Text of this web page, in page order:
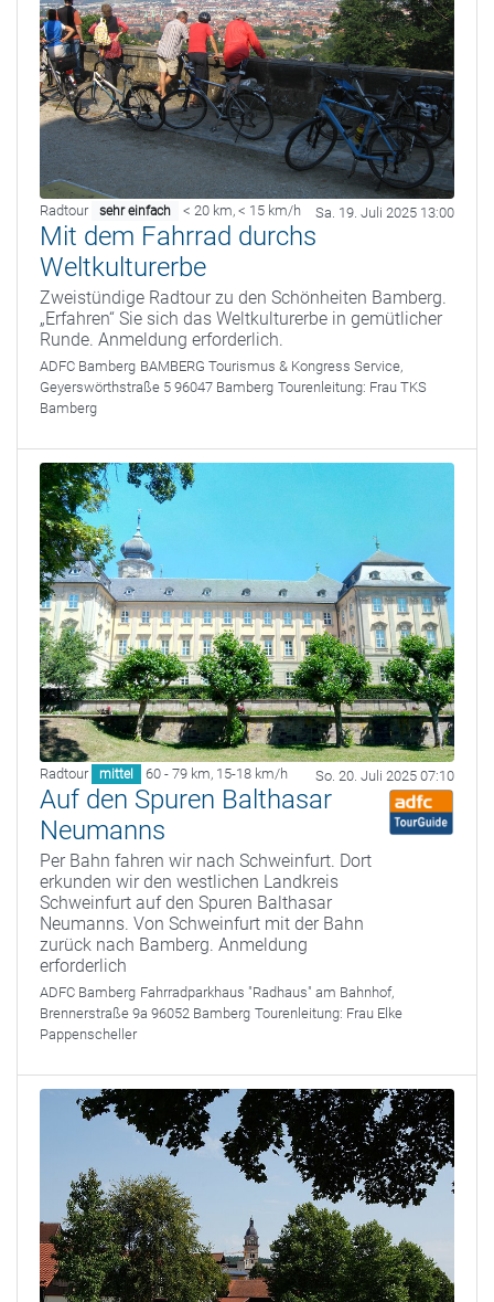
Radtour sehr einfach < 20 km, < 15 km/h Sa. 19. Juli 2025 13:00
Mit dem Fahrrad durchs
Weltkulturerbe
Zweistündige Radtour zu den Schönheiten Bamberg.
„Erfahren“ Sie sich das Weltkulturerbe in gemütlicher
Runde. Anmeldung erforderlich.
ADFC Bamberg BAMBERG Tourismus & Kongress Service,
Geyerswörthstraße 5 96047 Bamberg Tourenleitung: Frau TKS
Bamberg
Radtour mittel 60 - 79 km, 15-18 km/h So. 20. Juli 2025 07:10
Auf den Spuren Balthasar
Neumanns
Per Bahn fahren wir nach Schweinfurt. Dort
erkunden wir den westlichen Landkreis
Schweinfurt auf den Spuren Balthasar
Neumanns. Von Schweinfurt mit der Bahn
zurück nach Bamberg. Anmeldung
erforderlich
ADFC Bamberg Fahrradparkhaus "Radhaus" am Bahnhof,
Brennerstraße 9a 96052 Bamberg Tourenleitung: Frau Elke
Pappenscheller